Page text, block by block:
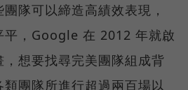
隊可以締造高績效表現，
平，Google 在 2012 年就啟
想要找尋完美團隊組成背
團隊所進行超過兩百場以